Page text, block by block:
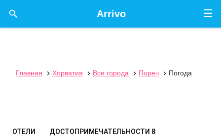
☰
Arrivo

Главная  Хорватия  Все города  Пореч  Погода
ОТЕЛИ ДОСТОПРИМЕЧАТЕЛЬНОСТИ 8